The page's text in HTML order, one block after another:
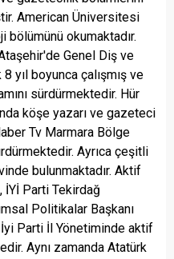
American Üniversitesi
bölümünü okumaktadır.
Genel Diş ve
yıl boyunca çalışmış ve
sürdürmektedir. Hür
köşe yazarı ve gazeteci
Tv Marmara Bölge
Ayrıca çeşitli
bulunmaktadır. Aktif
İYİ Parti Tekirdağ
Politikalar Başkanı
Parti İl Yönetiminde aktif
Aynı zamanda Atatürk